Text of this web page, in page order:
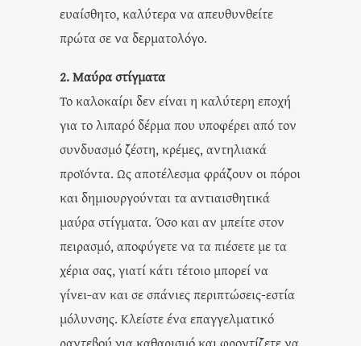
ευαίσθητο, καλύτερα να απευθυνθείτε
πρώτα σε να δερματολόγο.
2. Μαύρα στίγματα
Το καλοκαίρι δεν είναι η καλύτερη εποχή
για το λιπαρό δέρμα που υποφέρει από τον
συνδυασμό ζέστη, κρέμες, αντηλιακά
προϊόντα. Ως αποτέλεσμα φράζουν οι πόροι
και δημιουργούνται τα αντιαισθητικά
μαύρα στίγματα. Όσο και αν μπείτε στον
πειρασμό, αποφύγετε να τα πιέσετε με τα
χέρια σας, γιατί κάτι τέτοιο μπορεί να
γίνει-αν και σε σπάνιες περιπτώσεις-εστία
μόλυνσης. Κλείστε ένα επαγγελματικό